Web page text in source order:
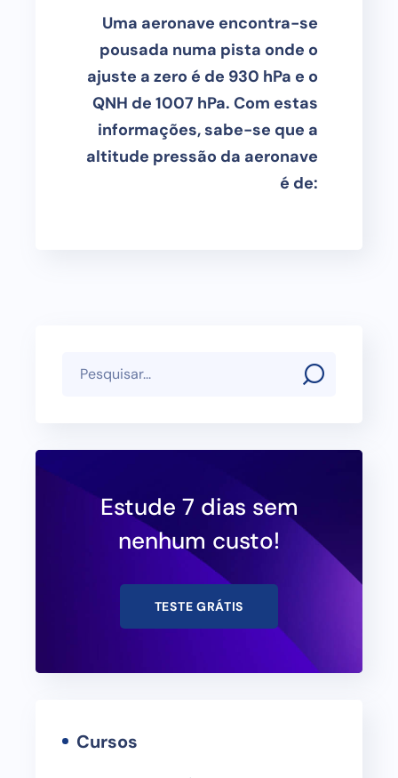
Uma aeronave encontra-se
pousada numa pista onde o
ajuste a zero é de 930 hPa e o
QNH de 1007 hPa. Com estas
informações, sabe-se que a
altitude pressão da aeronave
é de:
Estude 7 dias sem
nenhum custo!
TESTE GRÁTIS
Cursos